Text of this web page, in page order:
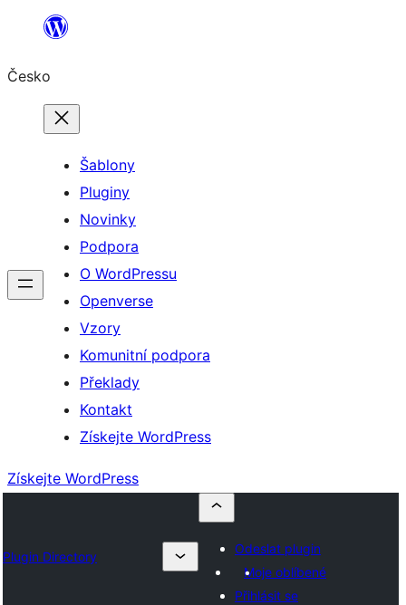
Přeskočit
obsah
Česko
Šablony
Pluginy
Novinky
Podpora
O WordPressu
Openverse
Vzory
Komunitní podpora
Překlady
Kontakt
Získejte WordPress
Získejte WordPress
Plugin Directory
Odeslat plugin
Moje oblíbené
Přihlásit se